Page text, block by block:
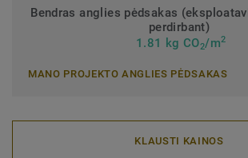
Bendras anglies pėdsakas
perdirbant)
1.81 kg CO2/m2
MANO PROJEKTO ANGLIES PĖDSAKAS
KLAUSTI KAINOS